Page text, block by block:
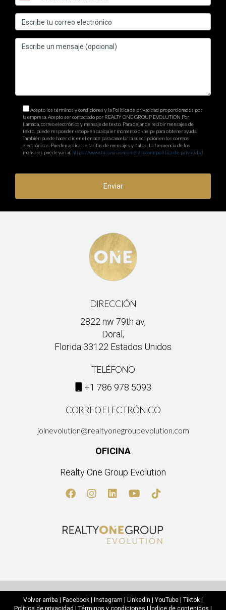
Acepto los términos y condiciones y la Política de privacidad proporcionados por
la empresa. Acepto ser contactado por REALTY ONE GROUP EVOLUTION Por
llamada, correo electrónico y mensaje de texto. Para dejar de recibir mensajes de
texto, puede responder «stop» en cualquier momento o «help» para obtener ayuda.
También puede hacer clic en el enlace para cancelar la suscripción en los correos
electrónicos. Pueden aplicarse tarifas de mensajes y datos. La frecuencia de los
mensajes puede variar. https://www.tucomisioncompleta.com/politica-de-privacidad
Enviar
DIRECCIÓN
2822 nw 79th av,
Doral,
Florida 33122 Estados Unidos
TELÉFONO
+1 786 978 5093
CORREO ELECTRÓNICO
joinevolution@realtyonegroupevolution.com
OFICINA
Realty One Group Evolution
Volver arriba Facebook Instagram Linkedin YouTube Tiktok
Política de privacidad
Términos y condiciones Índice de contenidos